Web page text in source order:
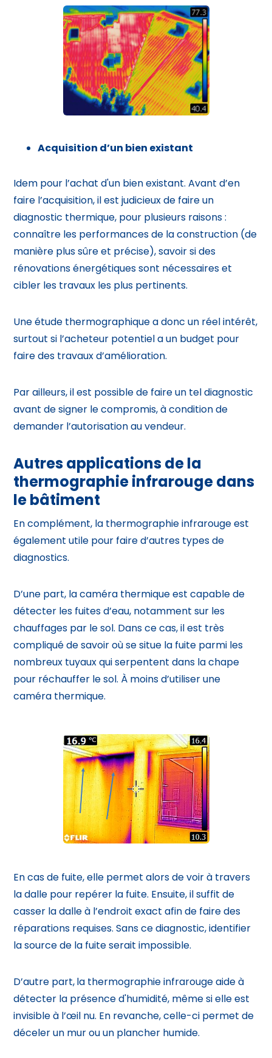
Acquisition d’un bien existant
Idem pour l’achat d'un bien existant. Avant d’en
faire l’acquisition, il est judicieux de faire un
diagnostic thermique, pour plusieurs raisons :
connaître les performances de la construction (de
manière plus sûre et précise), savoir si des
rénovations énergétiques sont nécessaires et
cibler les travaux les plus pertinents.
Une étude thermographique a donc un réel intérêt,
surtout si l’acheteur potentiel a un budget pour
faire des travaux d’amélioration.
Par ailleurs, il est possible de faire un tel diagnostic
avant de signer le compromis, à condition de
demander l’autorisation au vendeur.
Autres applications de la
thermographie infrarouge dans
le bâtiment
En complément, la thermographie infrarouge est
également utile pour faire d’autres types de
diagnostics.
D’une part, la caméra thermique est capable de
détecter les fuites d’eau, notamment sur les
chauffages par le sol. Dans ce cas, il est très
compliqué de savoir où se situe la fuite parmi les
nombreux tuyaux qui serpentent dans la chape
pour réchauffer le sol. À moins d’utiliser une
caméra thermique.
En cas de fuite, elle permet alors de voir à travers
la dalle pour repérer la fuite. Ensuite, il suffit de
casser la dalle à l’endroit exact afin de faire des
réparations requises. Sans ce diagnostic, identifier
la source de la fuite serait impossible.
D’autre part,la thermographie infrarouge aide à
détecter la présence d'humidité, même si elle est
invisible à l’œil nu. En revanche, celle-ci permet de
déceler un mur ou un plancher humide.